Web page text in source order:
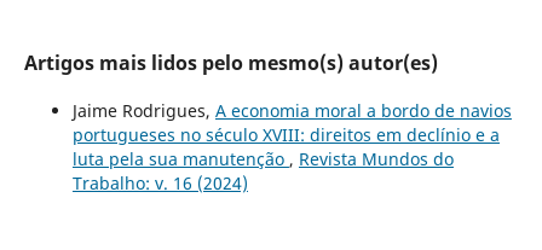
Artigos mais lidos pelo mesmo(s) autor(es)
Jaime Rodrigues, A economia moral a bordo de navios
portugueses no século XVIII: direitos em declínio e a
luta pela sua manutenção , Revista Mundos do
Trabalho: v. 16 (2024)